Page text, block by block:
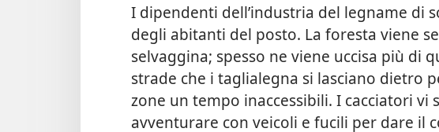
I dipendenti dell’industria del legname di
degli abitanti del posto. La foresta viene
selvaggina; spesso ne viene uccisa più di
strade che i taglialegna si lasciano dietro
zone un tempo inaccessibili. I cacciatori vi
avventurare con veicoli e fucili per dare il